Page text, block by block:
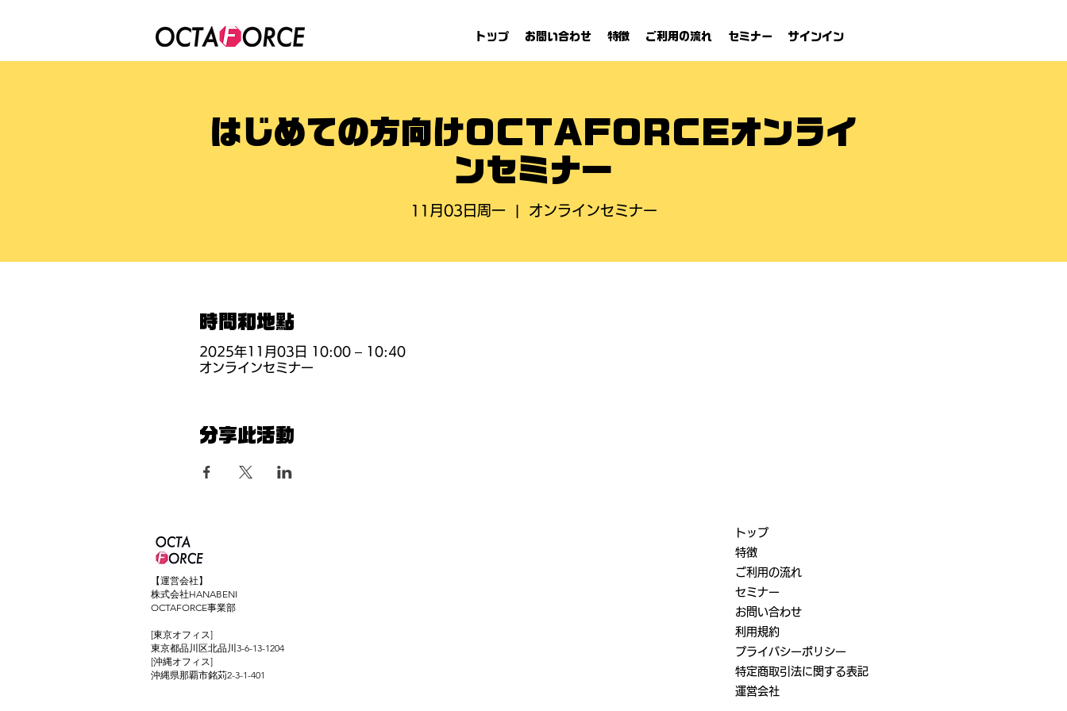
トップ お問い合わせ 特徴 ご利用の流れ セミナー サインイン
はじめての方向けOCTAFORCEオンライ
ンセミナー
11月03日周一
  |
オンラインセミナー
時間和地點
2025年11月03日 10:00 – 10:40
オンラインセミナー
分享此活動
【運営会社】
株式会社HANABENI
OCTAFORCE事業部
[東京オフィス]
東京都品川区北品川3-6-13-1204
[沖縄オフィス]
​沖縄県那覇市銘苅2-3-1-401
トップ
特徴
ご利用の流れ
セミナー
お問い合わせ
利用規約
プライバシーポリシー
特定商取引法に関する表記
運営会社